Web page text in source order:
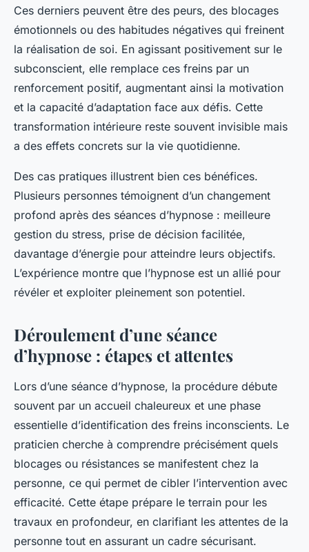
Ces derniers peuvent être des peurs, des blocages
émotionnels ou des habitudes négatives qui freinent
la réalisation de soi. En agissant positivement sur le
subconscient, elle remplace ces freins par un
renforcement positif, augmentant ainsi la motivation
et la capacité d’adaptation face aux défis. Cette
transformation intérieure reste souvent invisible mais
a des effets concrets sur la vie quotidienne.
Des cas pratiques illustrent bien ces bénéfices.
Plusieurs personnes témoignent d’un changement
profond après des séances d’hypnose : meilleure
gestion du stress, prise de décision facilitée,
davantage d’énergie pour atteindre leurs objectifs.
L’expérience montre que l’hypnose est un allié pour
révéler et exploiter pleinement son potentiel.
Déroulement d’une séance
d’hypnose : étapes et attentes
Lors d’une séance d’hypnose, la procédure débute
souvent par un accueil chaleureux et une phase
essentielle d’identification des freins inconscients. Le
praticien cherche à comprendre précisément quels
blocages ou résistances se manifestent chez la
personne, ce qui permet de cibler l’intervention avec
efficacité. Cette étape prépare le terrain pour les
travaux en profondeur, en clarifiant les attentes de la
personne tout en assurant un cadre sécurisant.